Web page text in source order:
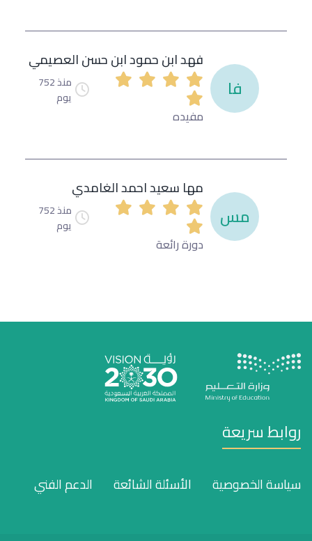
فا
فهد ابن حمود ابن حسن العصيمي
منذ 752
يوم
مفيده
مس
مها سعيد احمد الغامدي
منذ 752
يوم
دورة رائعة
روابط سريعة
سياسة الخصوصية الأسئلة الشائعة الدعم الفني